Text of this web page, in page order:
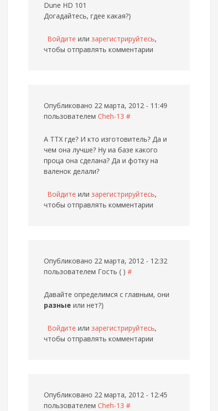
Dune HD 101
Догадайтесь, гдее какая?)
Войдите или зарегистрируйтесь,
чтобы отправлять комментарии
Опубликовано 22 марта, 2012 - 11:49
пользователем Cheh-13 #
А ТТХ где? И кто изготовитель? Да и
чем она лучше? Ну иа базе какого
проца она сделана? Да и фотку на
валенок делали?
Войдите или зарегистрируйтесь,
чтобы отправлять комментарии
Опубликовано 22 марта, 2012 - 12:32
пользователем Гость ( ) #
Давайте определимся с главным, они
разные или нет?)
Войдите или зарегистрируйтесь,
чтобы отправлять комментарии
Опубликовано 22 марта, 2012 - 12:45
пользователем Cheh-13 #